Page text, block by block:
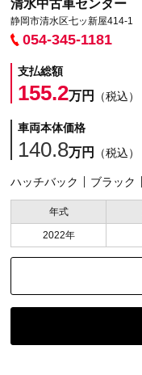
清水中古車センター
静岡市清水区七ッ新屋414-1
054-345-1181
支払総額
155.2万円 （税込）
車両本体価格
140.8万円 （税込）
ハッチバック ブラック
年式
2022年